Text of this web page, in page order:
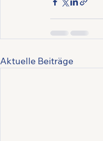
Aktuelle Beiträge